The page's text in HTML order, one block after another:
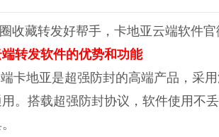
收藏转发好帮手，卡地亚云端软件
转发软件的优势和功能
卡地亚是超强防封的高端产品，采
。搭载超强防封协议，软件使用不